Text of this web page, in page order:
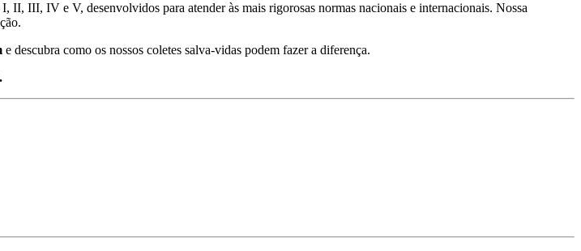
III, IV e V, desenvolvidos para atender às mais rigorosas normas nacionais e internacionais. Nossa
e descubra como os nossos coletes salva-vidas podem fazer a diferença.